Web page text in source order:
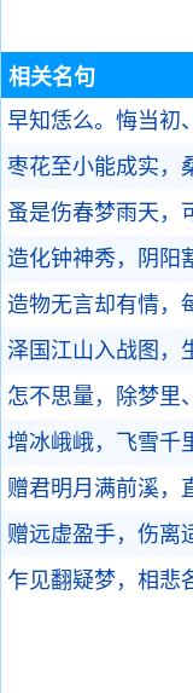
相关名句
早知恁么。悔当初
枣花至小能成实，
蚤是伤春梦雨天，
造化钟神秀，阴阳
造物无言却有情，
泽国江山入战图，
怎不思量，除梦里
增冰峨峨，飞雪千
赠君明月满前溪，
赠远虚盈手，伤离
乍见翻疑梦，相悲